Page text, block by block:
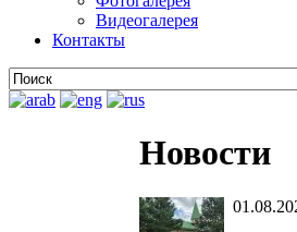
Видеогалерея
Контакты
Новости